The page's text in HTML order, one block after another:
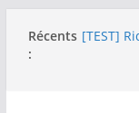
Récents
:
[TEST]